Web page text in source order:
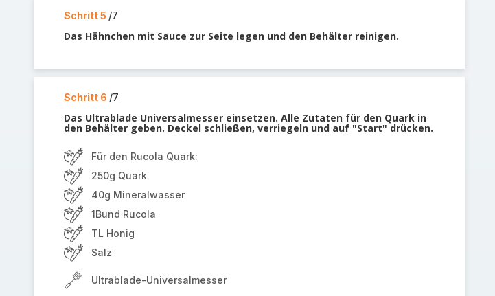
Schritt 5 /7
Das Hähnchen mit Sauce zur Seite legen und den Behälter reinigen.
Schritt 6 /7
Das Ultrablade Universalmesser einsetzen. Alle Zutaten für den Quark in
den Behälter geben. Deckel schließen, verriegeln und auf "Start" drücken.
Für den Rucola Quark:
250g Quark
40g Mineralwasser
1Bund Rucola
TL Honig
Salz
Ultrablade-Universalmesser